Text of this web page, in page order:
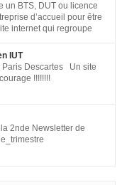
un BTS, DUT ou licence
d’accueil pour être
internet qui regroupe
de-
IUT
Paris Descartes Un site
!!!!!!!!
2nde Newsletter de